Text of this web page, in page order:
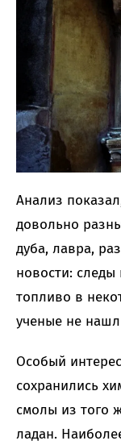
Анализ
довольно
дуба, лавра,
новости: следы
топливо в
ученые не
Особый
сохранились
смолы из того
ладан.